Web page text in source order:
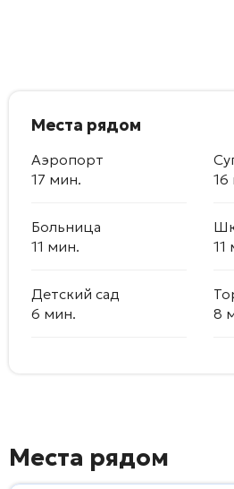
Места рядом
Аэропорт
17 мин.
16
Больница
11 мин.
11
Детский сад
6 мин.
8
Места рядом